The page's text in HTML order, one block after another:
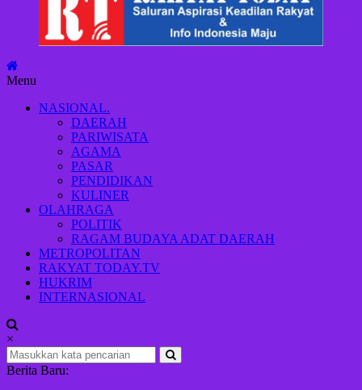
Saluran
aspirasi
keadilan
Menu
NASIONAL.
DAERAH
PARIWISATA
AGAMA
PASAR
PENDIDIKAN
KULINER
OLAHRAGA
POLITIK
RAGAM BUDAYA ADAT DAERAH
METROPOLITAN
RAKYAT TODAY.TV
HUKRIM
INTERNASIONAL
×
Berita Baru: